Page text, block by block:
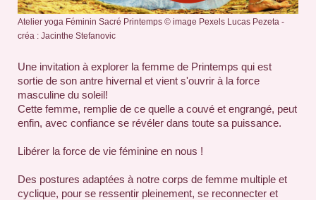
Atelier yoga Féminin Sacré Printemps © image Pexels Lucas Pezeta -
créa : Jacinthe Stefanovic
Une invitation à explorer la femme de Printemps qui est
sortie de son antre hivernal et vient s'ouvrir à la force
masculine du soleil!
Cette femme, remplie de ce quelle a couvé et engrangé, peut
enfin, avec confiance se révéler dans toute sa puissance.
Libérer la force de vie féminine en nous !
Des postures adaptées à notre corps de femme multiple et
cyclique, pour se ressentir pleinement, se reconnecter et